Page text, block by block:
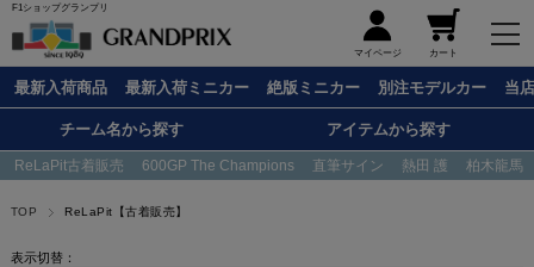
F1ショップグランプリ
マイページ カート
最新入荷商品 最新入荷ミニカー 絶版ミニカー 別注モデルカー 当
チーム名から探す アイテムから探す
ReLaPit古着販売 600GP The Champions 直筆サイン 熱田 護 柏木龍馬
TOP ReLaPit【古着販売】
表示切替：